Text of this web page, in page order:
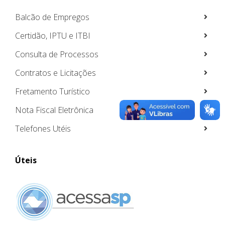
Balcão de Empregos
Certidão, IPTU e ITBI
Consulta de Processos
Contratos e Licitações
Fretamento Turístico
Nota Fiscal Eletrônica
Telefones Utéis
Úteis